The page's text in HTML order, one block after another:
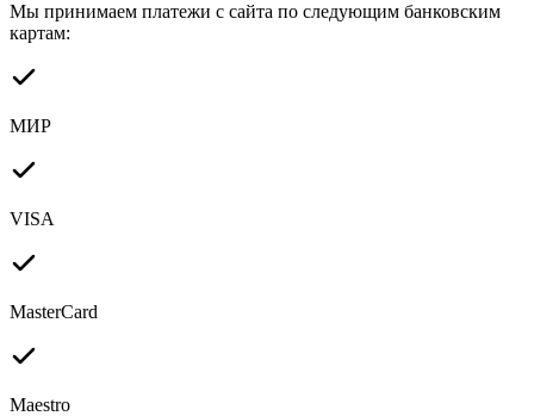
Мы принимаем платежи с сайта по следующим банковским
картам:
МИР
VISA
MasterCard
Maestro